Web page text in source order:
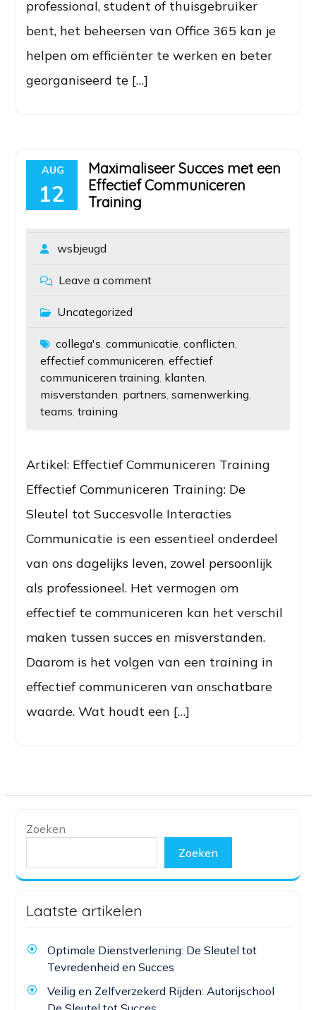
professional, student of thuisgebruiker
bent, het beheersen van Office 365 kan je
helpen om efficiënter te werken en beter
georganiseerd te […]
AUG
12
Maximaliseer Succes met een
Effectief Communiceren
Training
wsbjeugd
Leave a comment
Uncategorized
collega's, communicatie, conflicten,
effectief communiceren, effectief
communiceren training, klanten,
misverstanden, partners, samenwerking,
teams, training
Artikel: Effectief Communiceren Training
Effectief Communiceren Training: De
Sleutel tot Succesvolle Interacties
Communicatie is een essentieel onderdeel
van ons dagelijks leven, zowel persoonlijk
als professioneel. Het vermogen om
effectief te communiceren kan het verschil
maken tussen succes en misverstanden.
Daarom is het volgen van een training in
effectief communiceren van onschatbare
waarde. Wat houdt een […]
Zoeken
Zoeken
Laatste artikelen
Optimale Dienstverlening: De Sleutel tot
Tevredenheid en Succes
Veilig en Zelfverzekerd Rijden: Autorijschool